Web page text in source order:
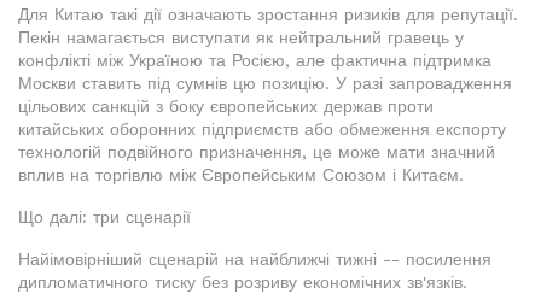
Для Китаю такі дії означають зростання ризиків для репутації.
Пекін намагається виступати як нейтральний гравець у
конфлікті між Україною та Росією, але фактична підтримка
Москви ставить під сумнів цю позицію. У разі запровадження
цільових санкцій з боку європейських держав проти
китайських оборонних підприємств або обмеження експорту
технологій подвійного призначення, це може мати значний
вплив на торгівлю між Європейським Союзом і Китаєм.
Що далі: три сценарії
Найімовірніший сценарій на найближчі тижні -- посилення
дипломатичного тиску без розриву економічних зв'язків.